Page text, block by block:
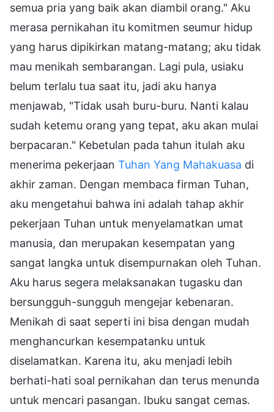
semua pria yang baik akan diambil orang." Aku
merasa pernikahan itu komitmen seumur hidup
yang harus dipikirkan matang-matang; aku tidak
mau menikah sembarangan. Lagi pula, usiaku
belum terlalu tua saat itu, jadi aku hanya
menjawab, "Tidak usah buru-buru. Nanti kalau
sudah ketemu orang yang tepat, aku akan mulai
berpacaran." Kebetulan pada tahun itulah aku
menerima pekerjaan Tuhan Yang Mahakuasa di
akhir zaman. Dengan membaca firman Tuhan,
aku mengetahui bahwa ini adalah tahap akhir
pekerjaan Tuhan untuk menyelamatkan umat
manusia, dan merupakan kesempatan yang
sangat langka untuk disempurnakan oleh Tuhan.
Aku harus segera melaksanakan tugasku dan
bersungguh-sungguh mengejar kebenaran.
Menikah di saat seperti ini bisa dengan mudah
menghancurkan kesempatanku untuk
diselamatkan. Karena itu, aku menjadi lebih
berhati-hati soal pernikahan dan terus menunda
untuk mencari pasangan. Ibuku sangat cemas.